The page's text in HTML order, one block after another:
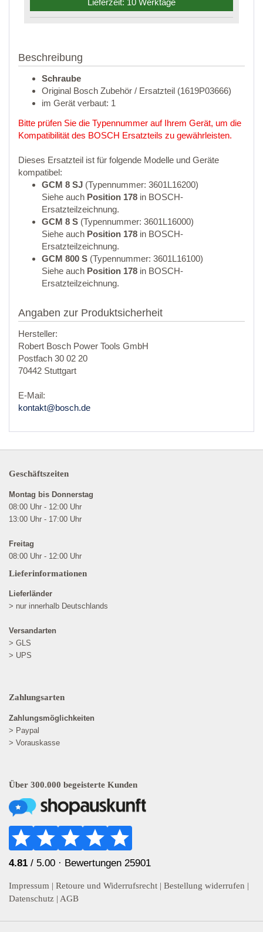
Lieferzeit: 10 Werktage
Beschreibung
Schraube
Original Bosch Zubehör / Ersatzteil (1619P03666)
im Gerät verbaut: 1
Bitte prüfen Sie die Typennummer auf Ihrem Gerät, um die
Kompatibilität des BOSCH Ersatzteils zu gewährleisten.
Dieses Ersatzteil ist für folgende Modelle und Geräte
kompatibel:
GCM 8 SJ (Typennummer: 3601L16200)
Siehe auch Position 178 in BOSCH-
Ersatzteilzeichnung.
GCM 8 S (Typennummer: 3601L16000)
Siehe auch Position 178 in BOSCH-
Ersatzteilzeichnung.
GCM 800 S (Typennummer: 3601L16100)
Siehe auch Position 178 in BOSCH-
Ersatzteilzeichnung.
Angaben zur Produktsicherheit
Hersteller:
Robert Bosch Power Tools GmbH
Postfach 30 02 20
70442 Stuttgart
E-Mail:
kontakt@bosch.de
Geschäftszeiten
Montag bis Donnerstag
08:00 Uhr - 12:00 Uhr
13:00 Uhr - 17:00 Uhr
Freitag
08:00 Uhr - 12:00 Uhr
Lieferinformationen
Lieferländer
> nur innerhalb Deutschlands
Versandarten
> GLS
> UPS
Zahlungsarten
Zahlungsmöglichkeiten
> Paypal
> Vorauskasse
Über 300.000 begeisterte Kunden
4.81 / 5.00 · Bewertungen 25901
Impressum | Retoure und Widerrufsrecht | Bestellung widerrufen |
Datenschutz | AGB